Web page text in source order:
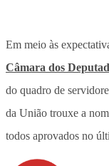
Em meio às
Câmara dos
do quadro de
da União trouxe a
todos aprovados no